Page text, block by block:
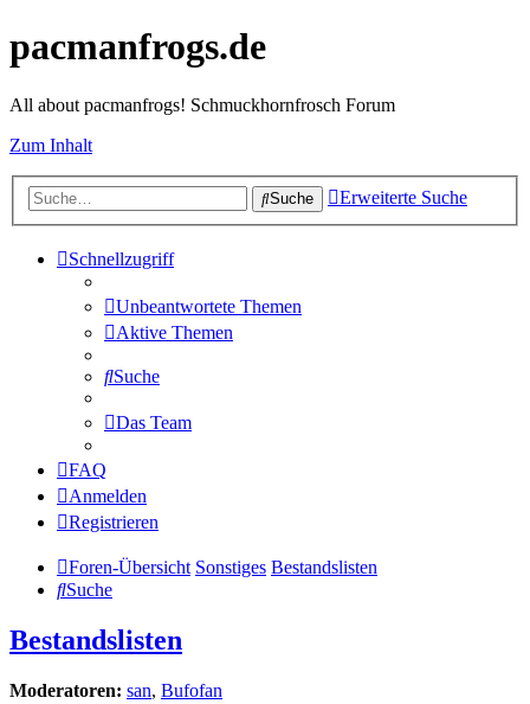
pacmanfrogs.de
All about pacmanfrogs! Schmuckhornfrosch Forum
Zum Inhalt
Suche Erweiterte Suche
Schnellzugriff
Unbeantwortete Themen
Aktive Themen
Suche
Das Team
FAQ
Anmelden
Registrieren
Foren-Übersicht Sonstiges Bestandslisten
Suche
Bestandslisten
Moderatoren: san, Bufofan